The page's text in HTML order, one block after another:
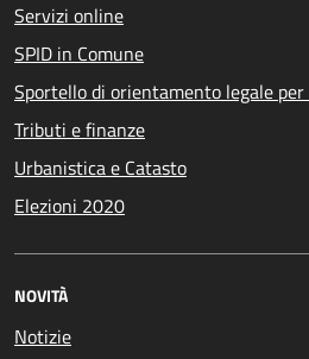
Servizi online
SPID in Comune
Sportello di orientamento legale
Tributi e finanze
Urbanistica e Catasto
Elezioni 2020
NOVITÀ
Notizie